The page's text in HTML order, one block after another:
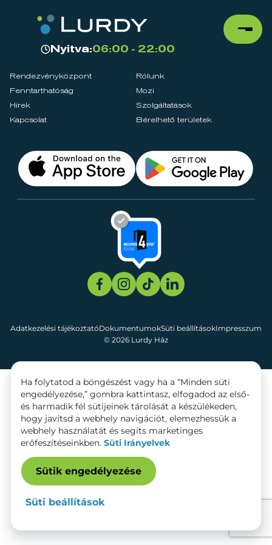
Nyitva:06:00 - 22:00
Rendezvényközpont
Rólunk
Fenntarthatóság
Mozi
Hírek
Szolgáltatások
Kapcsolat
Bérelhető területek
© 2026 Lurdy Ház
Adatkezelési tájékoztatóDokumentumokSüti beállításokImpresszum
Ha folytatod a böngészést vagy ha a “Minden süti
engedélyezése,” gombra kattintasz, elfogadod az első-
és harmadik fél sütijeinek tárolását a készülékeden,
hogy javítsd a webhely navigációt, elemezhessük a
webhely használatát és segíts marketinges
erőfeszítéseinkben. Süti Irányelvek
Sütik engedélyezése
Süti beállítások